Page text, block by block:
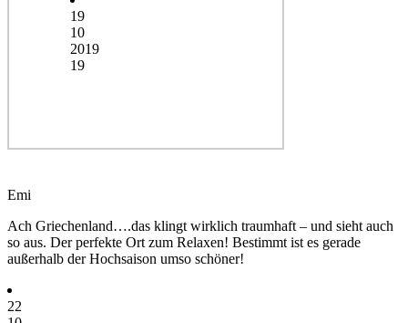
19
10
2019
19
Emi
Ach Griechenland….das klingt wirklich traumhaft – und sieht auch
so aus. Der perfekte Ort zum Relaxen! Bestimmt ist es gerade
außerhalb der Hochsaison umso schöner!
22